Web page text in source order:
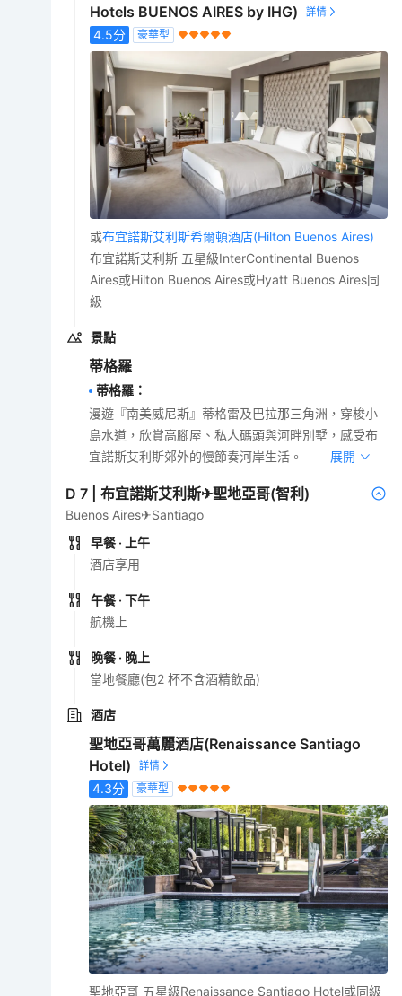
Hotels BUENOS AIRES by IHG)
4.5分 豪華型
或布宜諾斯艾利斯希爾頓酒店(Hilton Buenos Aires)
布宜諾斯艾利斯 五星級InterContinental Buenos
Aires或Hilton Buenos Aires或Hyatt Buenos Aires同
級
景點
蒂格羅
蒂格羅 ：
漫遊『南美威尼斯』蒂格雷及巴拉那三角洲，穿梭小
島水道，欣賞高腳屋、私人碼頭與河畔別墅，感受布
宜諾斯艾利斯郊外的慢節奏河岸生活。
展開
D7 |布宜諾斯艾利斯✈聖地亞哥(智利)
Buenos Aires✈Santiago
早餐 · 上午
酒店享用
午餐 · 下午
航機上
晚餐 · 晚上
當地餐廳(包2 杯不含酒精飲品)
酒店
聖地亞哥萬麗酒店(Renaissance Santiago
Hotel)
4.3分 豪華型
聖地亞哥 五星級Renaissance Santiago Hotel或同級